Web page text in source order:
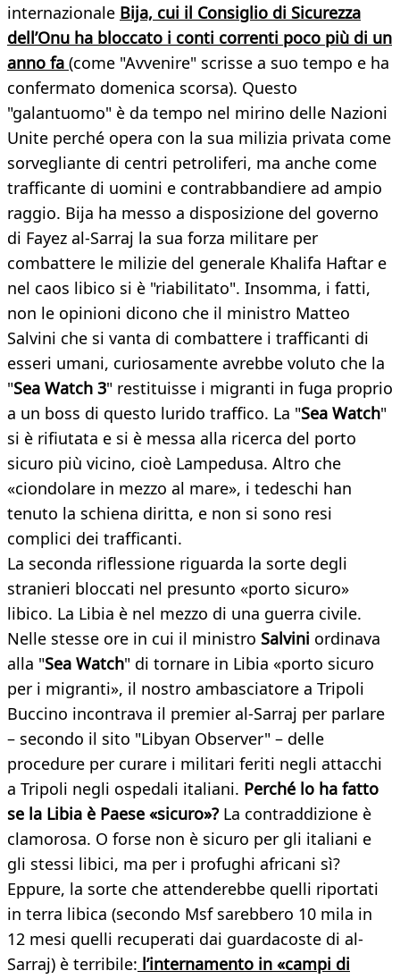
internazionale Bija, cui il Consiglio di Sicurezza
dell’Onu ha bloccato i conti correnti poco più di un
anno fa (come "Avvenire" scrisse a suo tempo e ha
confermato domenica scorsa). Questo
"galantuomo" è da tempo nel mirino delle Nazioni
Unite perché opera con la sua milizia privata come
sorvegliante di centri petroliferi, ma anche come
trafficante di uomini e contrabbandiere ad ampio
raggio. Bija ha messo a disposizione del governo
di Fayez al-Sarraj la sua forza militare per
combattere le milizie del generale Khalifa Haftar e
nel caos libico si è "riabilitato". Insomma, i fatti,
non le opinioni dicono che il ministro Matteo
Salvini che si vanta di combattere i trafficanti di
esseri umani, curiosamente avrebbe voluto che la
"Sea Watch 3" restituisse i migranti in fuga proprio
a un boss di questo lurido traffico. La "Sea Watch"
si è rifiutata e si è messa alla ricerca del porto
sicuro più vicino, cioè Lampedusa. Altro che
«ciondolare in mezzo al mare», i tedeschi han
tenuto la schiena diritta, e non si sono resi
complici dei trafficanti.
La seconda riflessione riguarda la sorte degli
stranieri bloccati nel presunto «porto sicuro»
libico. La Libia è nel mezzo di una guerra civile.
Nelle stesse ore in cui il ministro Salvini ordinava
alla "Sea Watch" di tornare in Libia «porto sicuro
per i migranti», il nostro ambasciatore a Tripoli
Buccino incontrava il premier al-Sarraj per parlare
– secondo il sito "Libyan Observer" – delle
procedure per curare i militari feriti negli attacchi
a Tripoli negli ospedali italiani. Perché lo ha fatto
se la Libia è Paese «sicuro»? La contraddizione è
clamorosa. O forse non è sicuro per gli italiani e
gli stessi libici, ma per i profughi africani sì?
Eppure, la sorte che attenderebbe quelli riportati
in terra libica (secondo Msf sarebbero 10 mila in
12 mesi quelli recuperati dai guardacoste di al-
Sarraj) è terribile: l’internamento in «campi di